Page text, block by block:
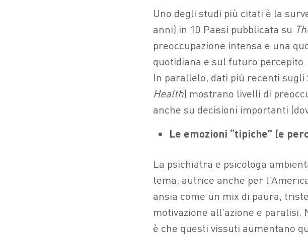
Uno degli studi più citati è la
anni) in 10 Paesi pubblicata su
preoccupazione intensa e una
quotidiana e sul futuro percepito.
In parallelo, dati più recenti sugli
Health) mostrano livelli di
anche su decisioni importanti
Le emozioni “tipiche” (e
La psichiatra e psicologa
tema, autrice anche per
ansia come un mix di paura,
motivazione all’azione e
è che questi vissuti aumentano